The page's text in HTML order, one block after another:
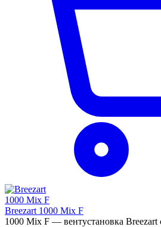
Breezart 1000 Mix F
1000 Mix F — вентустановка Breezart